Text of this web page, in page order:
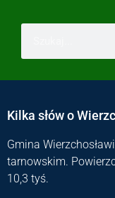
Kilka słów o
Gmina
tarnowskim.
10,3 tyś.